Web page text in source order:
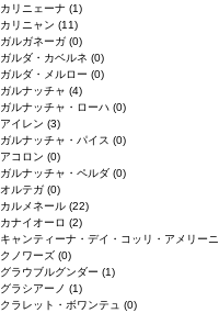
カリニェーナ (1)
カリニャン (11)
ガルガネーガ (0)
ガルダ・カベルネ (0)
ガルダ・メルロー (0)
ガルナッチャ (4)
ガルナッチャ・ローハ (0)
アイレン (3)
ガルナッチャ・パイス (0)
アコロン (0)
ガルナッチャ・ペルダ (0)
オルテガ (0)
カルメネール (22)
カナイオーロ (2)
キャンティーナ・デイ・コッリ・アメリーニ
クノワーズ (0)
グラウブルグンダー (1)
グラシアーノ (1)
クラレット・ボワンテュ (0)